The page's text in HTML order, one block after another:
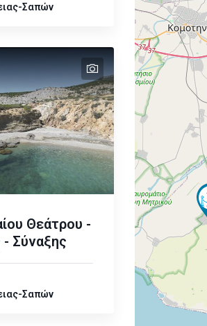
Σαπών
text
Θεάτρου -
Σύναξης
Σαπών